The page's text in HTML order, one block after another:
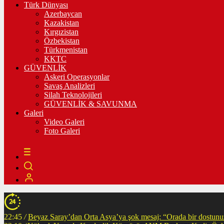
Türk Dünyası
Azerbaycan
Kazakistan
Kırgızistan
Özbekistan
Türkmenistan
KKTC
GÜVENLİK
Askeri Operasyonlar
Savaş Analizleri
Silah Teknolojileri
GÜVENLİK & SAVUNMA
Galeri
Video Galeri
Foto Galeri
22:45 / Beyaz Saray’dan Orta Asya’ya şok mesaj: “Orada bir